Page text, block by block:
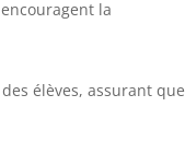
la
élèves, assurant que